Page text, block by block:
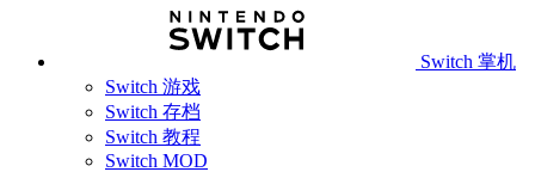
Switch 掌机
Switch 游戏
Switch 存档
Switch 教程
Switch MOD